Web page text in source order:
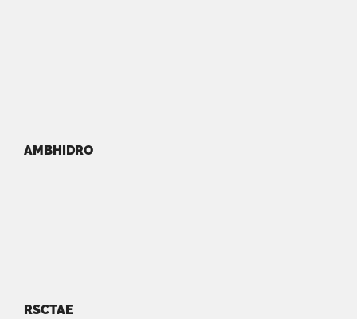
AMBHIDRO
RSCTAE